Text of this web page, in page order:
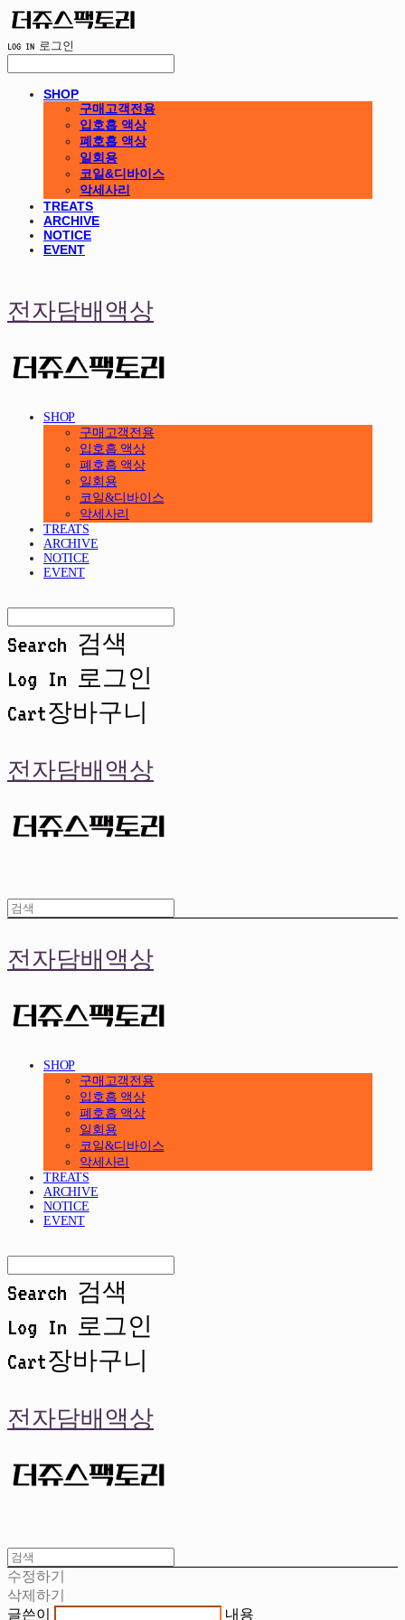
LOG IN 로그인
SHOP
구매고객전용
입호흡 액상
폐호흡 액상
일회용
코일&디바이스
악세사리
TREATS
ARCHIVE
NOTICE
EVENT
전자담배액상
SHOP
구매고객전용
입호흡 액상
폐호흡 액상
일회용
코일&디바이스
악세사리
TREATS
ARCHIVE
NOTICE
EVENT
Search 검색
Log In 로그인
Cart장바구니
전자담배액상
전자담배액상
SHOP
구매고객전용
입호흡 액상
폐호흡 액상
일회용
코일&디바이스
악세사리
TREATS
ARCHIVE
NOTICE
EVENT
Search 검색
Log In 로그인
Cart장바구니
전자담배액상
수정하기
삭제하기
글쓴이
내용